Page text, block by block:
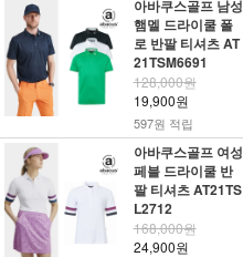
아바쿠스골프 남성
햄멜 드라이쿨 폴
로 반팔 티셔츠 AT
21TSM6691
128,000원
19,900원
597원 적립
아바쿠스골프 여성
페블 드라이쿨 반
팔 티셔츠 AT21TS
L2712
168,000원
24,900원